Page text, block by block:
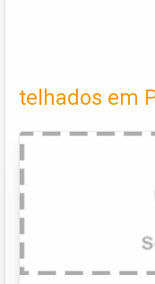
telhados em